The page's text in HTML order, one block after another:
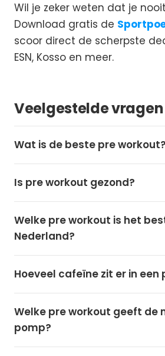
Wil je zeker weten dat je
Download gratis de
scoor direct de scherpste
ESN, Kosso en meer.
Veelgestelde vragen
Wat is de beste pre workout?
Is pre workout gezond?
Welke pre workout is het
Nederland?
Hoeveel cafeïne zit er in een
Welke pre workout geeft de
pomp?